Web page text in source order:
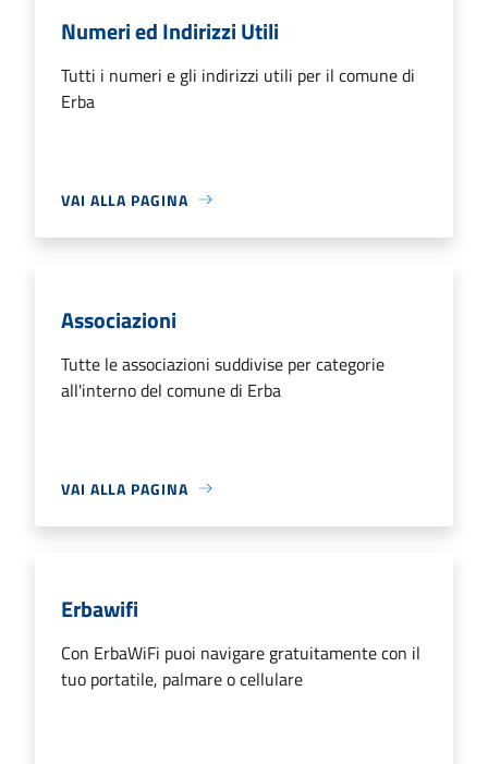
Numeri ed Indirizzi Utili
Tutti i numeri e gli indirizzi utili per il comune di
Erba
VAI ALLA PAGINA
Associazioni
Tutte le associazioni suddivise per categorie
all'interno del comune di Erba
VAI ALLA PAGINA
Erbawifi
Con ErbaWiFi puoi navigare gratuitamente con il
tuo portatile, palmare o cellulare